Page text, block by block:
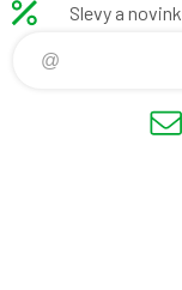
Slevy a